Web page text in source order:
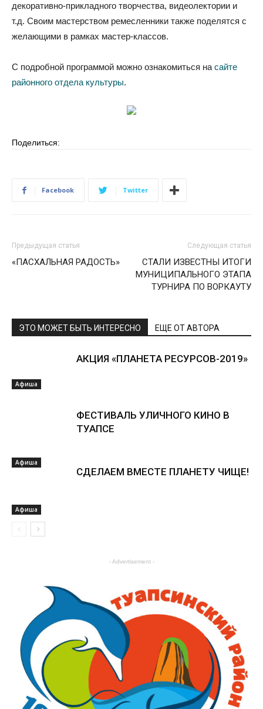
декоративно-прикладного творчества, видеолектории и
т.д. Своим мастерством ремесленники также поделятся с
желающими в рамках мастер-классов.
С подробной программой можно ознакомиться на сайте
районного отдела культуры.
Поделиться:
Facebook Twitter
Предыдущая статья
«ПАСХАЛЬНАЯ РАДОСТЬ»
Следующая статья
СТАЛИ ИЗВЕСТНЫ ИТОГИ
МУНИЦИПАЛЬНОГО ЭТАПА
ТУРНИРА ПО ВОРКАУТУ
ЭТО МОЖЕТ БЫТЬ ИНТЕРЕСНО ЕЩЕ ОТ АВТОРА
Афиша
АКЦИЯ «ПЛАНЕТА РЕСУРСОВ-2019»
Афиша
ФЕСТИВАЛЬ УЛИЧНОГО КИНО В
ТУАПСЕ
Афиша
СДЕЛАЕМ ВМЕСТЕ ПЛАНЕТУ ЧИЩЕ!
- Advertisement -